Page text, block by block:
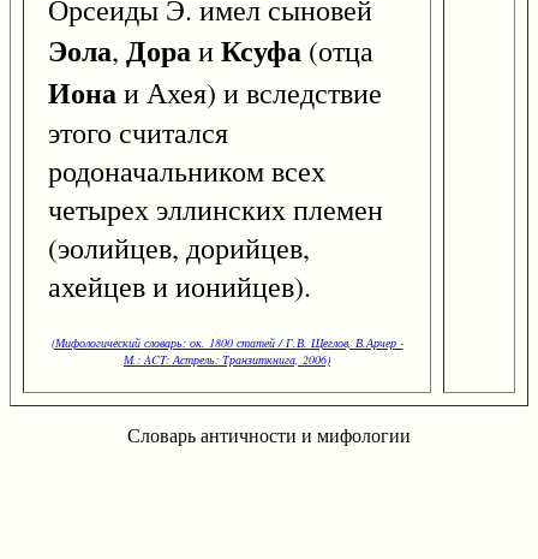
Орсеиды Э. имел сыновей
Эола, ДораиКсуфа (отца
Ионаи Ахея) и вследствие
этого считался
родоначальником всех
четырех эллинских племен
(эолийцев, дорийцев,
ахейцев и ионийцев).
(Мифологический словарь: ок. 1800 статей / Г.В. Щеглов, В.Арчер -
М.: ACT: Астрель: Транзиткнига, 2006)
Словарь античности и мифологии